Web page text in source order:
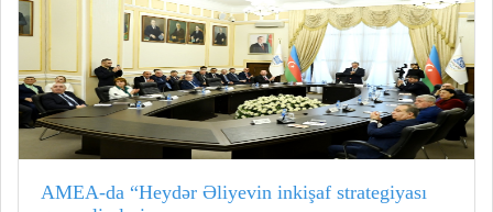
AMEA-da “Heydər Əliyevin inkişaf strategiyası